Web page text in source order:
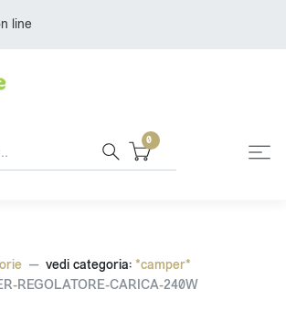
line
0
vedi categoria: *camper*
REGOLATORE-CARICA-240W